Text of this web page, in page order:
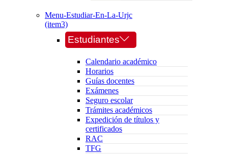
Menu-Estudiar-En-La-Urjc
(item3)
Estudiantes
Calendario académico
Horarios
Guías docentes
Exámenes
Seguro escolar
Trámites académicos
Expedición de títulos y
certificados
RAC
TFG